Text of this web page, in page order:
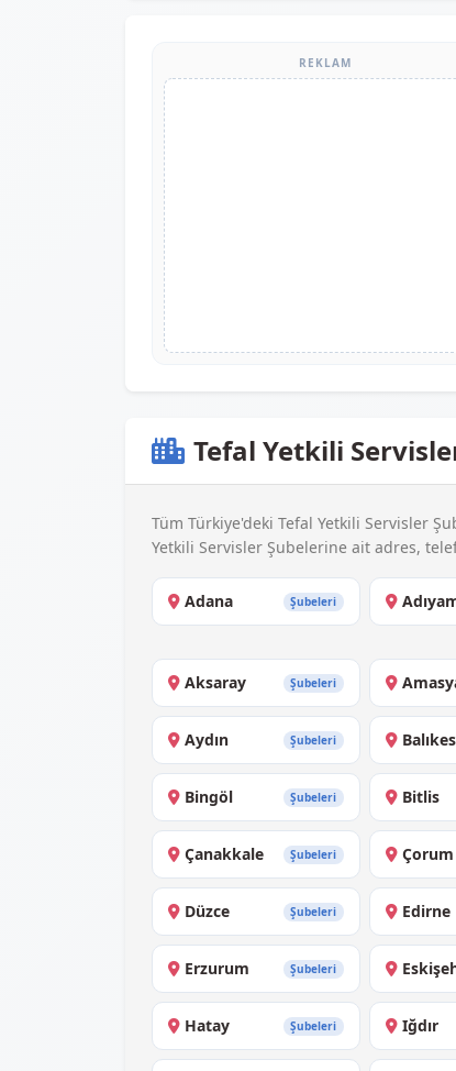
REKLAM
Tefal Yetkili
Tüm Türkiye'deki Tefal Yetkili Servisler
Yetkili Servisler Şubelerine ait adres,
Adana Şubeleri
Aksaray Şubeleri
Aydın Şubeleri
Bingöl Şubeleri Bitlis
Çanakkale Şubeleri Çorum
Düzce Şubeleri Edirne
Erzurum Şubeleri
Hatay Şubeleri Iğdır